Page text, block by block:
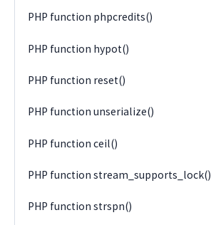
PHP function phpcredits()
PHP function hypot()
PHP function reset()
PHP function unserialize()
PHP function ceil()
PHP function stream_supports_lock()
PHP function strspn()